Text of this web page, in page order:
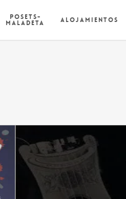
Posets-
Maladeta Alojamientos